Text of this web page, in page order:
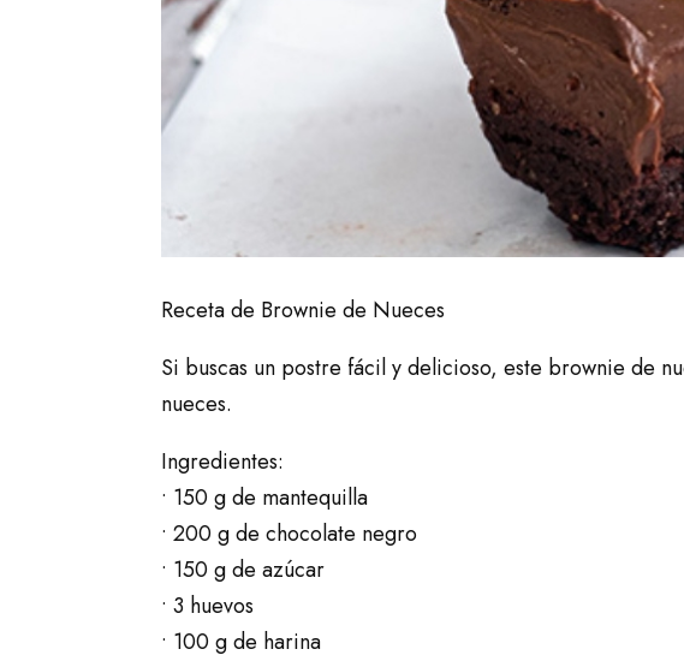
Receta de Brownie de Nueces
Si buscas un postre fácil y delicioso, este brownie de
nueces.
Ingredientes:
• 150 g de mantequilla
• 200 g de chocolate negro
• 150 g de azúcar
• 3 huevos
• 100 g de harina